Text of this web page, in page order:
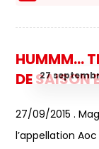
HUMMM…
DE SAISON
27
27/09/2015 .
l’appellation